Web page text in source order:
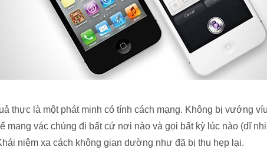
thực là một phát minh có tính cách mạng. Không bị vướng
mang vác chúng đi bất cứ nơi nào và gọi bất kỳ lúc nào (dĩ
niệm xa cách không gian dường như đã bị thu hẹp lại.